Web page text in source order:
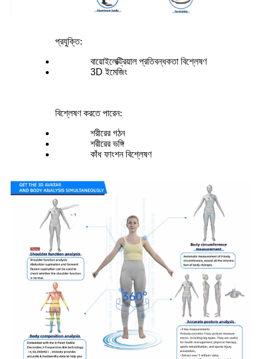
প্রযুক্তি:
বায়োইলেক্ট্রিয়াল প্রতিবন্ধকতা বিশ্লেষণ
3D ইমেজিং
বিশ্লেষণ করতে পারেন:
শরীরের গঠন
শরীরের ভঙ্গি
কাঁধ ফাংশন বিশ্লেষণ